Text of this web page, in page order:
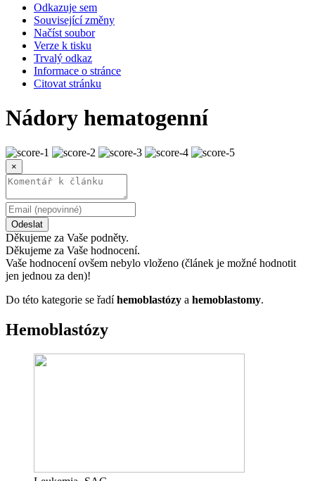
Odkazuje sem
Související změny
Načíst soubor
Verze k tisku
Trvalý odkaz
Informace o stránce
Citovat stránku
Nádory hematogenní
×
Odeslat
Děkujeme za Vaše podněty.
Děkujeme za Vaše hodnocení.
Vaše hodnocení ovšem nebylo vloženo (článek je možné hodnotit
jen jednou za den)!
Do této kategorie se řadíhemoblastózy a hemoblastomy.
Hemoblastózy